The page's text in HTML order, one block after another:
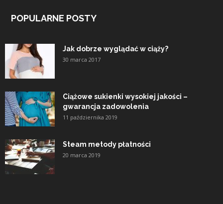
POPULARNE POSTY
Jak dobrze wyglądać w ciąży?
30 marca 2017
Ciążowe sukienki wysokiej jakości –
gwarancja zadowolenia
11 października 2019
Steam metody płatności
20 marca 2019